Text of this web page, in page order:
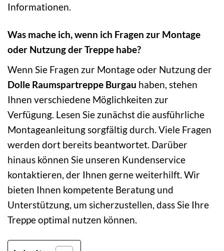
Informationen.
Was mache ich, wenn ich Fragen zur Montage
oder Nutzung der Treppe habe?
Wenn Sie Fragen zur Montage oder Nutzung der
Dolle Raumspartreppe Burgau haben, stehen
Ihnen verschiedene Möglichkeiten zur
Verfügung. Lesen Sie zunächst die ausführliche
Montageanleitung sorgfältig durch. Viele Fragen
werden dort bereits beantwortet. Darüber
hinaus können Sie unseren Kundenservice
kontaktieren, der Ihnen gerne weiterhilft. Wir
bieten Ihnen kompetente Beratung und
Unterstützung, um sicherzustellen, dass Sie Ihre
Treppe optimal nutzen können.